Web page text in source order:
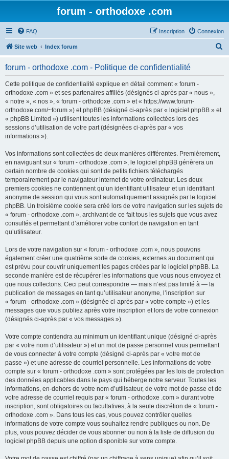
forum - orthodoxe .com
FAQ Connexion
Inscription
Site web Index forum
forum - orthodoxe .com - Politique de confidentialité
Cette politique de confidentialité explique en détail comment « forum -
orthodoxe .com » et ses partenaires affiliés (désignés ci-après par « nous »,
« notre », « nos », « forum - orthodoxe .com » et « https://www.forum-
orthodoxe.com/~forum ») et phpBB (désigné ci-après par « logiciel phpBB » et
« phpBB Limited ») utilisent toutes les informations collectées lors des
sessions d’utilisation de votre part (désignées ci-après par « vos
informations »).
Vos informations sont collectées de deux manières différentes. Premièrement,
en naviguant sur « forum - orthodoxe .com », le logiciel phpBB génèrera un
certain nombre de cookies qui sont de petits fichiers téléchargés
temporairement par le navigateur internet de votre ordinateur. Les deux
premiers cookies ne contiennent qu’un identifiant utilisateur et un identifiant
anonyme de session qui vous sont automatiquement assignés par le logiciel
phpBB. Un troisième cookie sera créé lors de votre navigation sur les sujets de
« forum - orthodoxe .com », archivant de ce fait tous les sujets que vous avez
consultés et permettant d’améliorer votre confort de navigation en tant
qu’utilisateur.
Lors de votre navigation sur « forum - orthodoxe .com », nous pouvons
également créer une quatrième sorte de cookies, externes au document qui
est prévu pour couvrir uniquement les pages créées par le logiciel phpBB. La
seconde manière est de récupérer les informations que vous nous envoyez et
que nous collectons. Ceci peut correspondre — mais n’est pas limité à — la
publication de messages en tant qu’utilisateur anonyme, l’inscription sur
« forum - orthodoxe .com » (désignée ci-après par « votre compte ») et les
messages que vous publiez après votre inscription et lors de votre connexion
(désignés ci-après par « vos messages »).
Votre compte contiendra au minimum un identifiant unique (désigné ci-après
par « votre nom d’utilisateur ») et un mot de passe personnel vous permettant
de vous connecter à votre compte (désigné ci-après par « votre mot de
passe ») et une adresse de courriel personnelle. Les informations de votre
compte sur « forum - orthodoxe .com » sont protégées par les lois de protection
des données applicables dans le pays qui héberge notre serveur. Toutes les
informations, en-dehors de votre nom d’utilisateur, de votre mot de passe et de
votre adresse de courriel requis par « forum - orthodoxe .com » durant votre
inscription, sont obligatoires ou facultatives, à la seule discrétion de « forum -
orthodoxe .com ». Dans tous les cas, vous pouvez contrôler quelles
informations de votre compte vous souhaitez rendre publiques ou non. De
plus, vous pouvez décider de vous abonner ou non à la liste de diffusion du
logiciel phpBB depuis une option disponible sur votre compte.